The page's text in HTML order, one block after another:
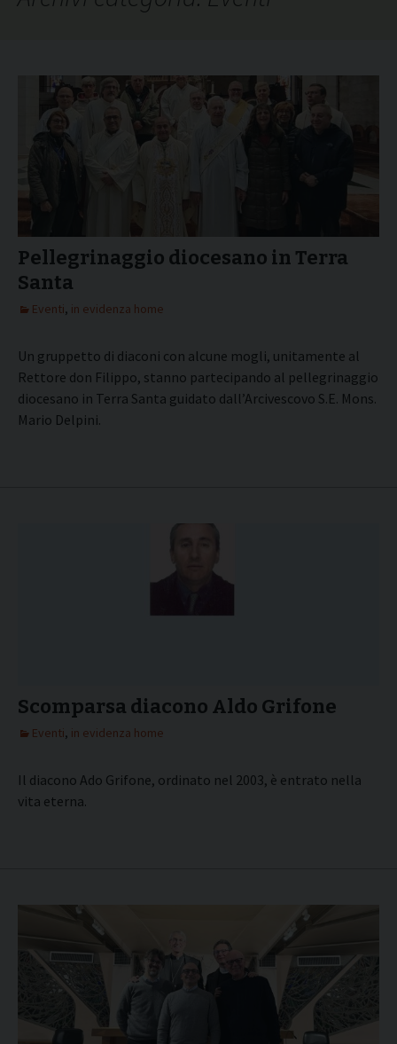
Pellegrinaggio diocesano in Terra
Santa
Eventi, in evidenza home
Un gruppetto di diaconi con alcune mogli, unitamente al
Rettore don Filippo, stanno partecipando al pellegrinaggio
diocesano in Terra Santa guidato dall’Arcivescovo S.E. Mons.
Mario Delpini.
Scomparsa diacono Aldo Grifone
Eventi, in evidenza home
Il diacono Ado Grifone, ordinato nel 2003, è entrato nella
vita eterna.